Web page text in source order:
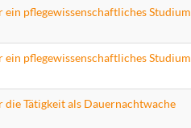
pflegewissenschaftliches Studium
pflegewissenschaftliches Studium
Tätigkeit als Dauernachtwache